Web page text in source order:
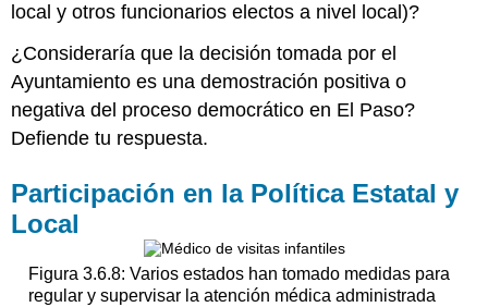
local y otros funcionarios electos a nivel local)?
¿Consideraría que la decisión tomada por el
Ayuntamiento es una demostración positiva o
negativa del proceso democrático en El Paso?
Defiende tu respuesta.
Participación en la Política Estatal y
Local
Figura 3.6.8: Varios estados han tomado medidas para
regular y supervisar la atención médica administrada